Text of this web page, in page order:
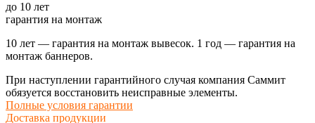
до 10 лет
гарантия на монтаж
10 лет — гарантия на монтаж вывесок. 1 год — гарантия на
монтаж баннеров.
При наступлении гарантийного случая компания Саммит
обязуется восстановить неисправные элементы.
Полные условия гарантии
Доставка продукции